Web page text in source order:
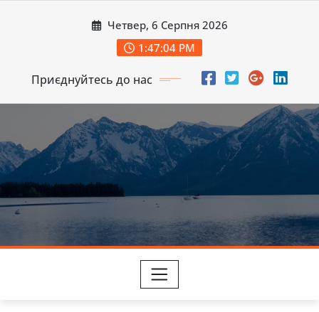
Четвер, 6 Серпня 2026
1:47:06 PM
Приєднуйтесь до нас